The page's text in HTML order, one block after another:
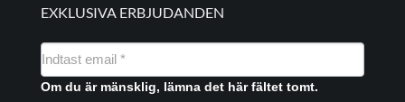
EXKLUSIVA ERBJUDANDEN
NYHEDSMAIL
FORMULAR
Om du är mänsklig, lämna det här fältet tomt.